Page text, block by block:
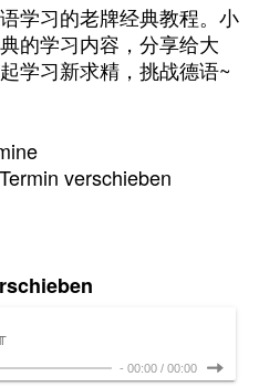
学习的老牌经典教程。小
的学习内容，分享给大
学习新求精，挑战德语~
verschieben
- 00:00 / 00:00